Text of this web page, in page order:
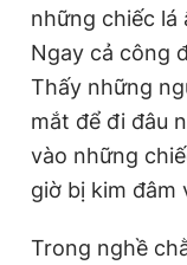
những chiếc lá
Ngay cả công
Thấy những
mắt để đi đâu
vào những
giờ bị kim đâm
Trong nghề